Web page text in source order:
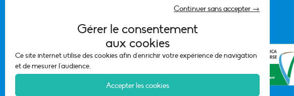
Gérer le consentement
aux cookies
Ce site internet utilise des cookies afin d'enrichir votre expérience de navigation
et de mesurer l'audience.
Accepter les cookies
Continuer sans accepter →
CONTACTER L’ÉQUIPE DU PÔLE